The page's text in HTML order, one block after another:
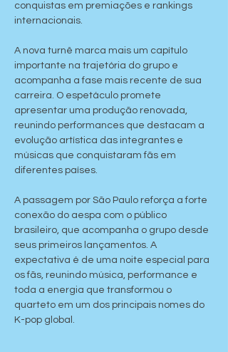
conquistas em premiações e rankings
internacionais.
A nova turnê marca mais um capítulo
importante na trajetória do grupo e
acompanha a fase mais recente de sua
carreira. O espetáculo promete
apresentar uma produção renovada,
reunindo performances que destacam a
evolução artística das integrantes e
músicas que conquistaram fãs em
diferentes países.
A passagem por São Paulo reforça a forte
conexão do aespa com o público
brasileiro, que acompanha o grupo desde
seus primeiros lançamentos. A
expectativa é de uma noite especial para
os fãs, reunindo música, performance e
toda a energia que transformou o
quarteto em um dos principais nomes do
K-pop global.